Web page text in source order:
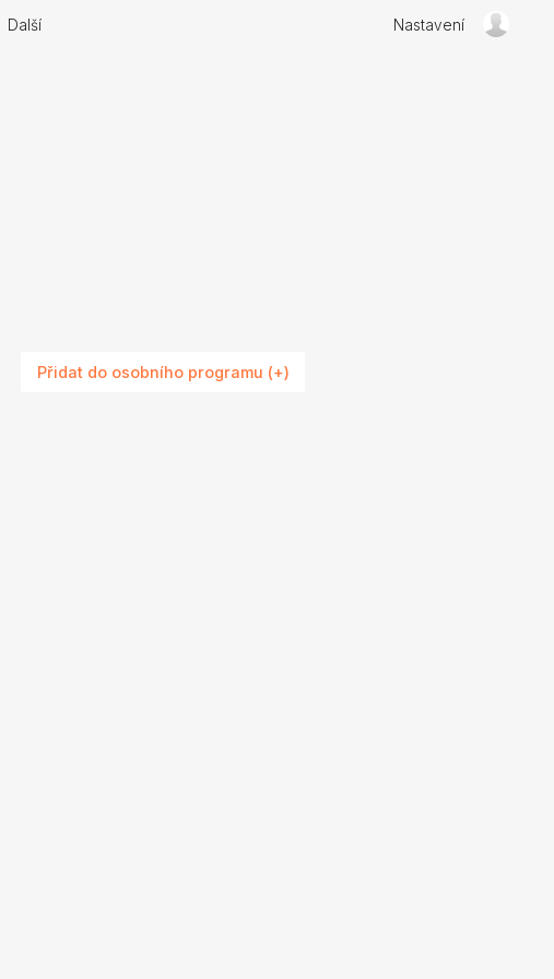
Další Nastavení
Přidat do osobního programu (+)